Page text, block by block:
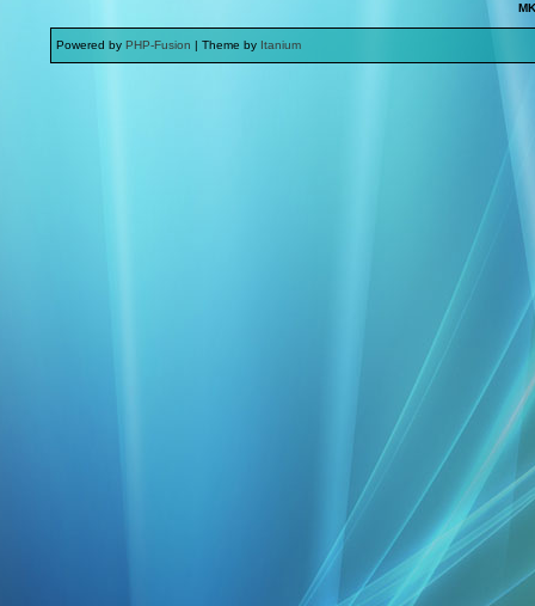
Powered by PHP-Fusion | Theme by Itanium